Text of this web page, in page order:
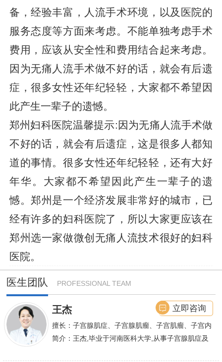
备，经验丰富，人流手术环境，以及医院的
服务态度等方面来考虑。不能单独考虑手术
费用，应该从安全性和费用结合起来考虑。
因为无痛人流手术做不好的话，就会有后遗
症，很多女性还年纪轻轻，大家都不希望因
此产生一辈子的遗憾。
郑州妇科医院温馨提示:因为无痛人流手术做
不好的话，就会有后遗症，这是很多人都知
道的事情。很多女性还年纪轻轻，还有大好
年华。大家都不希望因此产生一辈子的遗
憾。郑州是一个经济发展非常好的城市，已
经有许多的妇科医院了，所以大家更应该在
郑州选一家做微创无痛人流技术很好的妇科
医院。
医生团队 PROFESSIONAL TEAM
王杰
擅长：子宫腺肌症、子宫腺肌瘤、子宫肌瘤、子宫内
膜异位症等,长年致力于妇科微创手术及显微妇科手
简介：王杰,毕业于河南医科大学,从事子宫腺肌症及
立即咨询